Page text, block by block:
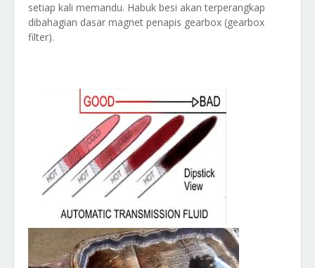
setiap kali memandu. Habuk besi akan terperangkap
dibahagian dasar magnet penapis gearbox (gearbox
filter).